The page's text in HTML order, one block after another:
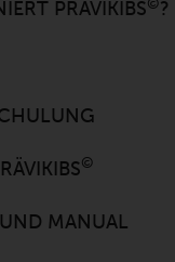
PRÄVIKIBS ?
©
MANUAL